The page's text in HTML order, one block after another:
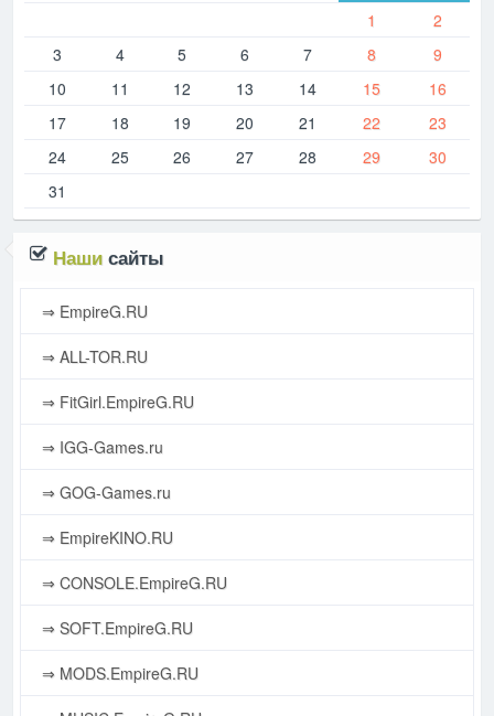
1
2
3
4 5 6 7 8
9
10
11 12 13 14 15
16
17
18 19 20 21 22
23
24
25 26 27 28 29
30
31
Наши сайты
⇒ EmpireG.RU
⇒ ALL-TOR.RU
⇒ FitGirl.EmpireG.RU
⇒ IGG-Games.ru
⇒ GOG-Games.ru
⇒ EmpireKINO.RU
⇒ CONSOLE.EmpireG.RU
⇒ SOFT.EmpireG.RU
⇒ MODS.EmpireG.RU